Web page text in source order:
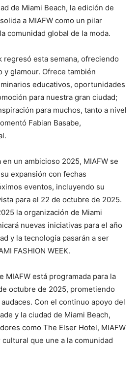
de Miami Beach, la edición de
a MIAFW como un pilar
comunidad global de la moda.
regresó esta semana, ofreciendo
y glamour. Ofrece también
educativos, oportunidades
para nuestra gran ciudad;
para muchos, tanto a nivel
Fabian Basabe,
un ambicioso 2025, MIAFW se
expansión con fechas
eventos, incluyendo su
para el 22 de octubre de 2025.
la organización de Miami
nuevas iniciativas para el año
y la tecnología pasarán a ser
FASHION WEEK.
MIAFW está programada para la
octubre de 2025, prometiendo
Con el continuo apoyo del
y la ciudad de Miami Beach,
como The Elser Hotel, MIAFW
que une a la comunidad